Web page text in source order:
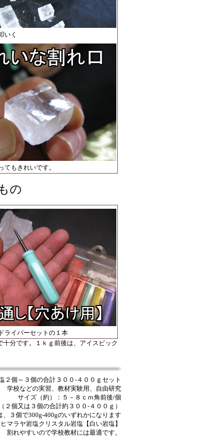
いく
てもきれいです。
の
ライバーセットの１本
分です。１ｋｇ前後は、アイスピック
２個～３個の合計３００-４００ｇセット
学校などの実習、教材実験用、自由研究
サイズ（約）：５－８ｃｍ角前後/個
２個又は３個の合計約３００-４００ｇ）
３個で300g-400gのいずれかになります
マラヤ岩塩クリスタル岩塩【白い岩塩】
割れやすいので学校教材には最適です。